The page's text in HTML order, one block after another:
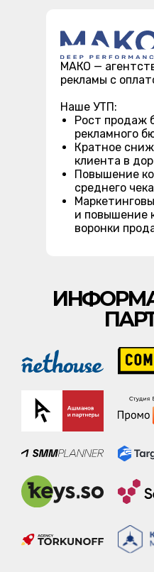
МАКО —
рекламы с
Наше УТП:
Рост продаж
рекламного
Кратное
клиента в
Повышение
среднего
и повышение
воронки
Ковалёва, эксперт по экспертному